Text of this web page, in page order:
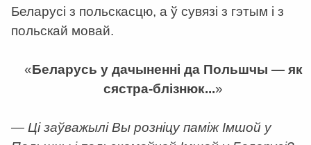
Беларусі з польскасцю, а ў сувязі з гэтым і з
польскай мовай.
«Беларусь у дачыненні да Польшчы — як
сястра-блізнюк...»
— Ці заўважылі Вы розніцу паміж Імшой у